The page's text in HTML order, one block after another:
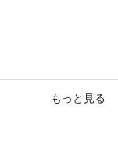
もっと見る